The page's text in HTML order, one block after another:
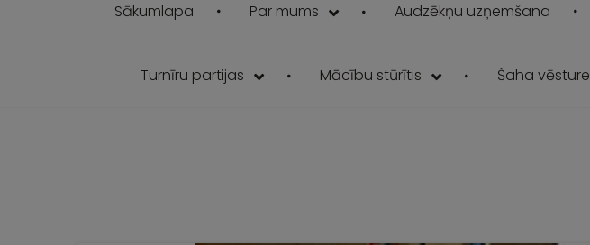
Sākumlapa Par mums Audzēkņu uzņemšana
Turnīru partijas Mācību stūrītis Šaha vēsture